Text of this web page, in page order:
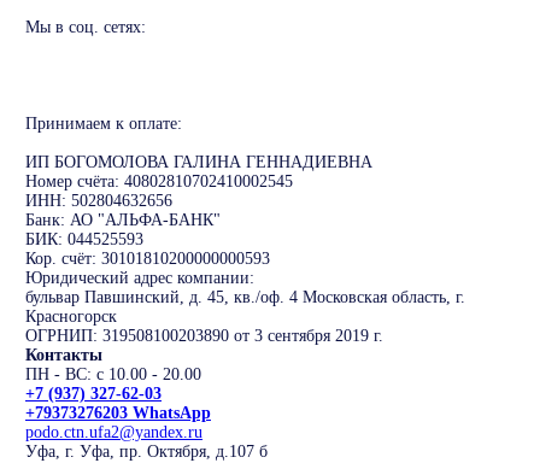
Мы в соц. сетях:
Принимаем к оплате:
ИП БОГОМОЛОВА ГАЛИНА ГЕННАДИЕВНА
Номер счёта: 40802810702410002545
ИНН: 502804632656
Банк: АО "АЛЬФА-БАНК"
БИК: 044525593
Кор. счёт: 30101810200000000593
Юридический адрес компании:
бульвар Павшинский, д. 45, кв./оф. 4 Московская область, г.
Красногорск
ОГРНИП: 319508100203890 от 3 сентября 2019 г.
Контакты
ПН - ВС: с 10.00 - 20.00
+7 (937) 327-62-03
+79373276203 WhatsApp
podo.ctn.ufa2@yandex.ru
Уфа, г. Уфа, пр. Октября, д.107 б